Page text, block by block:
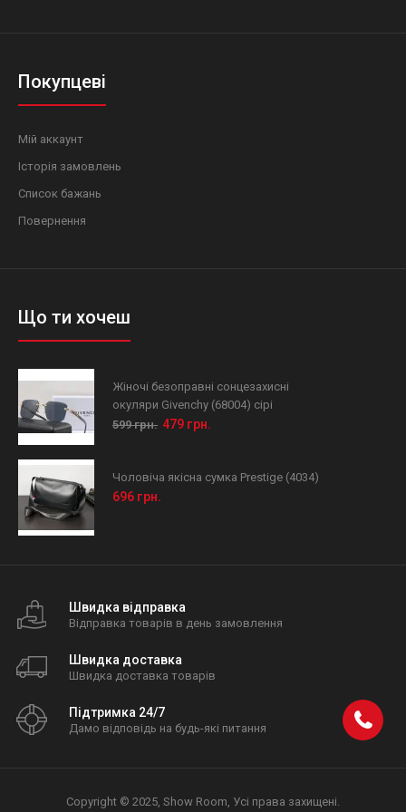
Покупцеві
Мій аккаунт
Історія замовлень
Список бажань
Повернення
Що ти хочеш
Жіночі безоправні сонцезахисні
окуляри Givenchy (68004) сірі
599 грн. 479 грн.
Чоловіча якісна сумка Prestige (4034)
696 грн.
Швидка відправка
Відправка товарів в день замовлення
Швидка доставка
Швидка доставка товарів
Підтримка 24/7
Дамо відповідь на будь-які питання
Copyright © 2025, Show Room, Усі права захищені.